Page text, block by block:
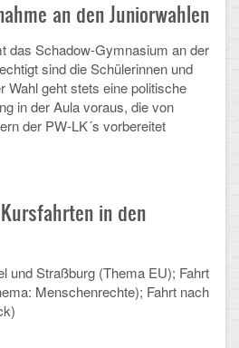
und Tauschordner)
an den Juniorwahlen
das Schadow-Gymnasium an der
sind die Schülerinnen und
Wahl geht stets eine politische
in der Aula voraus, die von
der PW-LK´s vorbereitet
in den
und Straßburg (Thema EU); Fahrt
Menschenrechte); Fahrt nach